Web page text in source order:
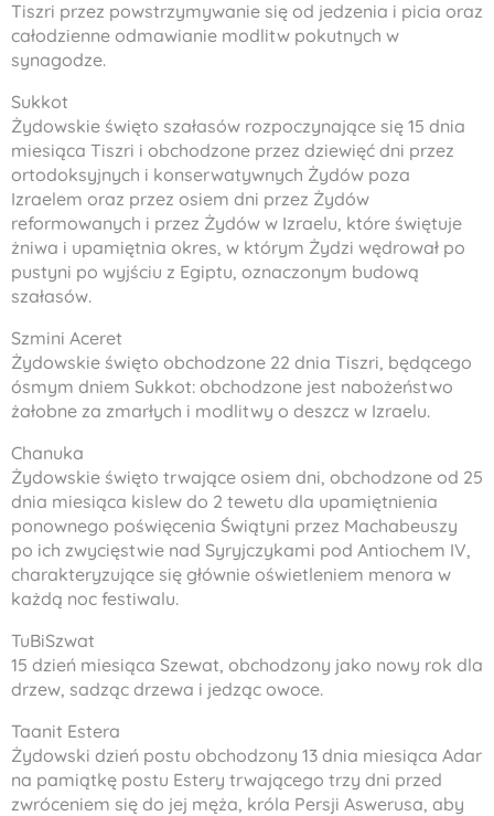
Tiszri przez powstrzymywanie się od jedzenia i picia oraz
całodzienne odmawianie modlitw pokutnych w
synagodze.
Sukkot
Żydowskie święto szałasów rozpoczynające się 15 dnia
miesiąca Tiszri i obchodzone przez dziewięć dni przez
ortodoksyjnych i konserwatywnych Żydów poza
Izraelem oraz przez osiem dni przez Żydów
reformowanych i przez Żydów w Izraelu, które świętuje
żniwa i upamiętnia okres, w którym Żydzi wędrował po
pustyni po wyjściu z Egiptu, oznaczonym budową
szałasów.
Szmini Aceret
Żydowskie święto obchodzone 22 dnia Tiszri, będącego
ósmym dniem Sukkot: obchodzone jest nabożeństwo
żałobne za zmarłych i modlitwy o deszcz w Izraelu.
Chanuka
Żydowskie święto trwające osiem dni, obchodzone od 25
dnia miesiąca kislew do 2 tewetu dla upamiętnienia
ponownego poświęcenia Świątyni przez Machabeuszy
po ich zwycięstwie nad Syryjczykami pod Antiochem IV,
charakteryzujące się głównie oświetleniem menora w
każdą noc festiwalu.
TuBiSzwat
15 dzień miesiąca Szewat, obchodzony jako nowy rok dla
drzew, sadząc drzewa i jedząc owoce.
Taanit Estera
Żydowski dzień postu obchodzony 13 dnia miesiąca Adar
na pamiątkę postu Estery trwającego trzy dni przed
zwróceniem się do jej męża, króla Persji Aswerusa, aby